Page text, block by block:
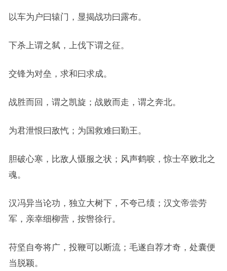
以车为户曰辕门，显揭战功曰露布。
下杀上谓之弑，上伐下谓之征。
交锋为对垒，求和曰求成。
战胜而回，谓之凯旋；战败而走，谓之奔北。
为君泄恨曰敌忾；为国救难曰勤王。
胆破心寒，比敌人慑服之状；风声鹤唳，惊士卒败北之
魂。
汉冯异当论功，独立大树下，不夸己绩；汉文帝尝劳
军，亲幸细柳营，按辔徐行。
苻坚自夸将广，投鞭可以断流；毛遂自荐才奇，处囊便
当脱颖。